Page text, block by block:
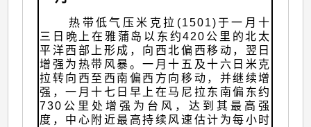
热带低气压米克拉(1501)于一月十
三日晩上在雅蒲岛以东约420公里的北太
平洋西部上形成，向西北偏西移动，翌日
增强为热带风暴。一月十五及十六日米克
拉转向西至西南偏西方向移动，并继续增
强，一月十七日早上在马尼拉东南偏东约
730公里处增强为台风，达到其最高强
度，中心附近最高持续风速估计为每小时